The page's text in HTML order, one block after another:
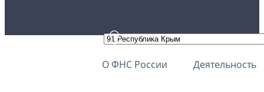
О ФНС России Деятельность